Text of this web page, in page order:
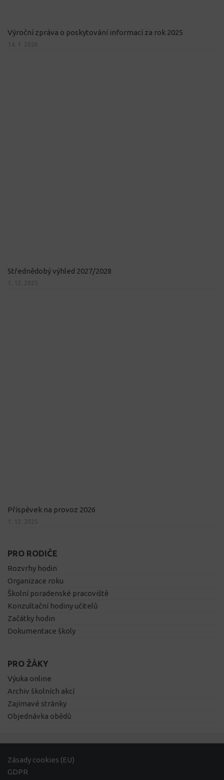
Výroční zpráva o poskytování informací za rok 2025
14. 1. 2026
Střednědobý výhled 2027/2028
1. 12. 2025
Příspěvek na provoz 2026
1. 12. 2025
PRO RODIČE
Rozvrhy hodin
Organizace roku
Školní poradenské pracoviště
Konzultační hodiny učitelů
Začátky hodin
Dokumentace školy
PRO ŽÁKY
Výuka online
Archiv školních akcí
Zajímavé stránky
Objednávka obědů
Zásady cookies (EU)
GDPR